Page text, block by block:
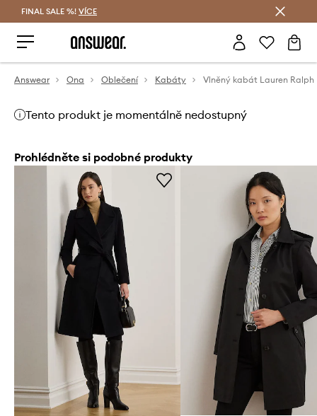
FINAL SALE %! VÍCE
Answear Ona Oblečení Kabáty Vlněný kabát Lauren Ralph
Tento produkt je momentálně nedostupný
Prohlédněte si podobné produkty